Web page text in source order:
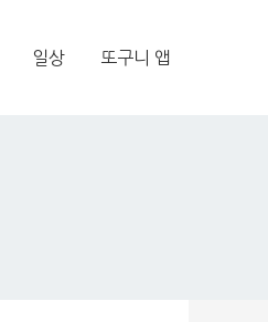
일상 또구니 앱